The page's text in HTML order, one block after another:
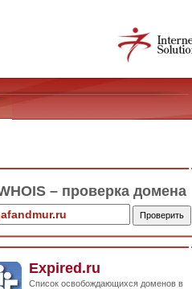
– проверка домена
Expired.ru
Список освобождающихся доменов в